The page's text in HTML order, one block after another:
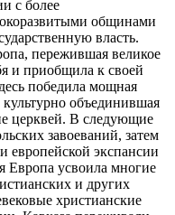
с более
общинами
власть.
пережившая великое
и приобщила к своей
победила мощная
объединившая
церквей. В следующие
завоеваний, затем
европейской экспансии
Европа усвоила многие
и других
христианские